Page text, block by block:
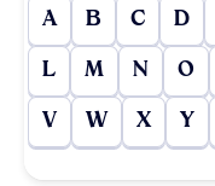
A B C D
L M N O
V W X Y